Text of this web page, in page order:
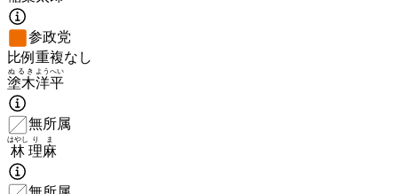
参政党
比例重複なし
塗木
ぬるき
洋平
ようへい
無所属
林
はやし
理麻
りま